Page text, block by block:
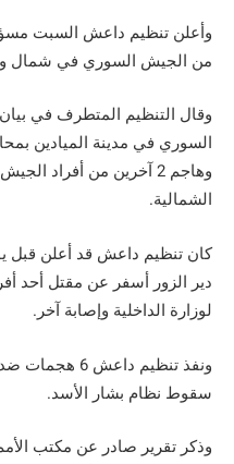
وأعلن تنظيم داعش السبت
من الجيش السوري في شمال
وقال التنظيم المتطرف في
السوري في مدينة الميادين
وهاجم 2 آخرين من أفراد
الشمالية.
كان تنظيم داعش قد أعلن قبل
دير الزور أسفر عن مقتل أحد
لوزارة الداخلية وإصابة آخر.
ونفذ تنظيم
سقوط نظام بشار الأسد.
وذكر ‌تقرير صادر عن مكتب